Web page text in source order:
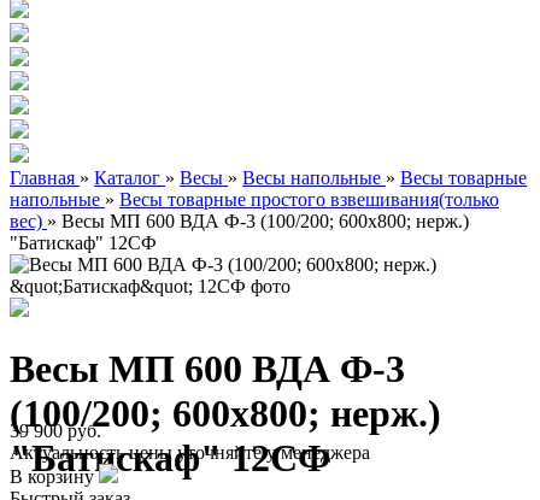
Главная » Каталог » Весы » Весы напольные » Весы товарные
напольные » Весы товарные простого взвешивания(только
вес) » Весы МП 600 ВДА Ф-3 (100/200; 600х800; нерж.)
"Батискаф" 12СФ
Весы МП 600 ВДА Ф-3
(100/200; 600х800; нерж.)
"Батискаф" 12СФ
39 900 руб.
Актуальность цены уточняйте у менеджера
В корзину